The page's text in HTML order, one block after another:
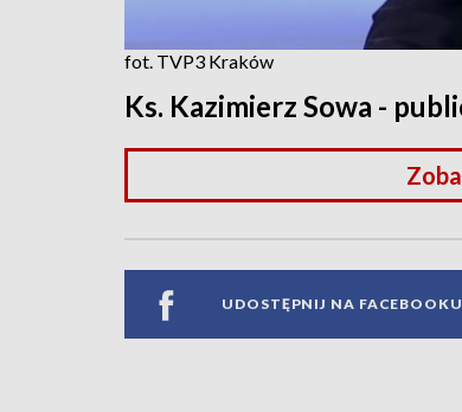
fot. TVP3 Kraków
Ks. Kazimierz Sowa -
UDOSTĘPNIJ NA FACEBOOKU